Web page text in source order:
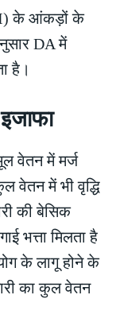
के आंकड़ों के
DA में
है।
वेतन में मर्ज
वेतन में भी वृद्धि
की बेसिक
भत्ता मिलता है
के लागू होने के
का कुल वेतन